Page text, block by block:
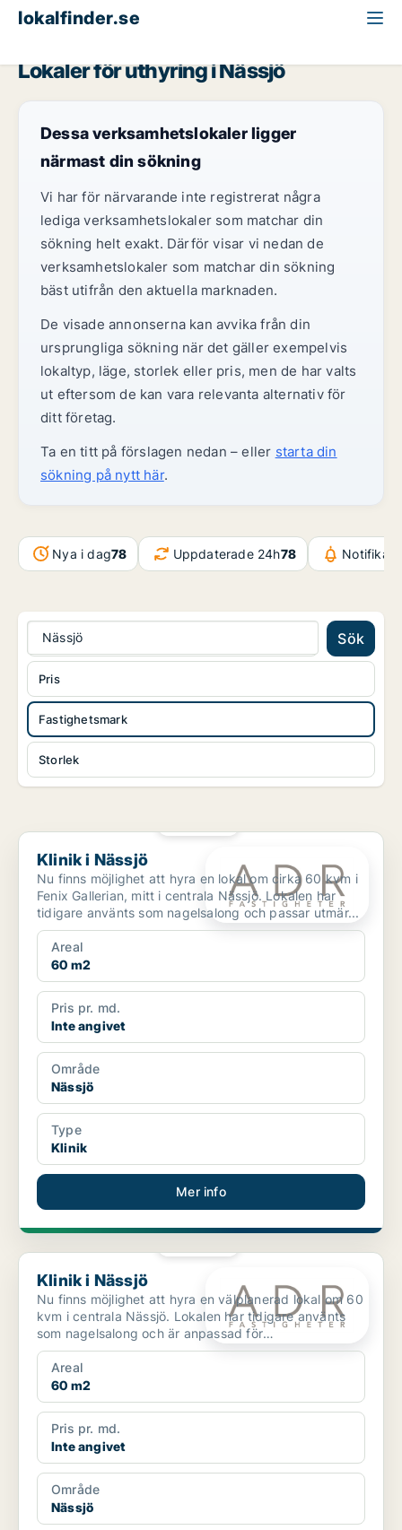
lokalfinder.se
Lokaler för uthyring i Nässjö
Dessa verksamhetslokaler ligger
närmast din sökning
Vi har för närvarande inte registrerat några
lediga verksamhetslokaler som matchar din
sökning helt exakt. Därför visar vi nedan de
verksamhetslokaler som matchar din sökning
bäst utifrån den aktuella marknaden.
De visade annonserna kan avvika från din
ursprungliga sökning när det gäller exempelvis
lokaltyp, läge, storlek eller pris, men de har valts
ut eftersom de kan vara relevanta alternativ för
ditt företag.
Ta en titt på förslagen nedan – eller starta din
sökning på nytt här.
Nya i dag78 Uppdaterade 24h78
Nässjö Sök
Fastighetsmark
Storlek
Pris
Klinik i Nässjö
Klinik i Nässjö
Nu finns möjlighet att hyra en lokal om cirka 60 kvm i
Fenix Gallerian, mitt i centrala Nässjö. Lokalen har
tidigare använts som nagelsalong och passar utmär...
Areal
60 m2
Pris pr. md.
Inte angivet
Område
Nässjö
Type
Klinik
Mer info
Klinik i Nässjö
Klinik i Nässjö
Nu finns möjlighet att hyra en välplanerad lokal om 60
kvm i centrala Nässjö. Lokalen har tidigare använts
som nagelsalong och är anpassad för
skönhetsverksa...
Areal
60 m2
Pris pr. md.
Inte angivet
Område
Nässjö